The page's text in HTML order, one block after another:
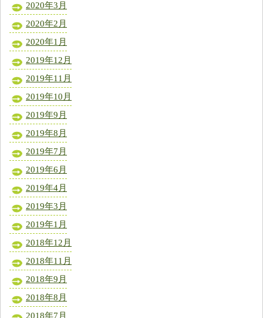
2020年3月
2020年2月
2020年1月
2019年12月
2019年11月
2019年10月
2019年9月
2019年8月
2019年7月
2019年6月
2019年4月
2019年3月
2019年1月
2018年12月
2018年11月
2018年9月
2018年8月
2018年7月